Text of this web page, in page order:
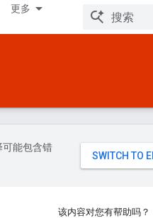
更多
可能包含错
该内容对您有帮助吗？